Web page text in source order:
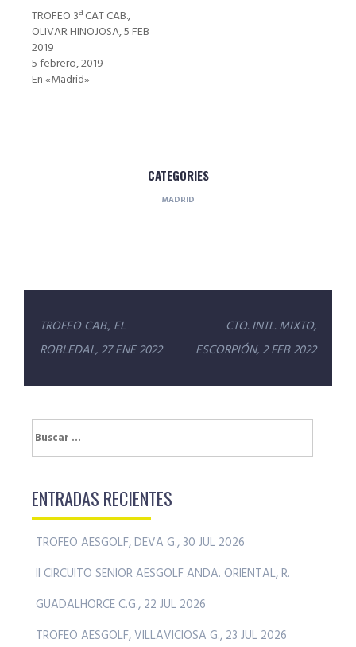
TROFEO 3ª CAT CAB.,
OLIVAR HINOJOSA, 5 FEB
2019
5 febrero, 2019
En «Madrid»
CATEGORIES
MADRID
Navegación
de
entradas
TROFEO CAB., EL
ROBLEDAL, 27 ENE 2022
CTO. INTL. MIXTO,
ESCORPIÓN, 2 FEB 2022
Buscar:
ENTRADAS RECIENTES
TROFEO AESGOLF, DEVA G., 30 JUL 2026
II CIRCUITO SENIOR AESGOLF ANDA. ORIENTAL, R.
GUADALHORCE C.G., 22 JUL 2026
TROFEO AESGOLF, VILLAVICIOSA G., 23 JUL 2026